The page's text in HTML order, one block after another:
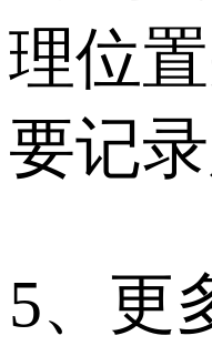
理位
要记
5、更